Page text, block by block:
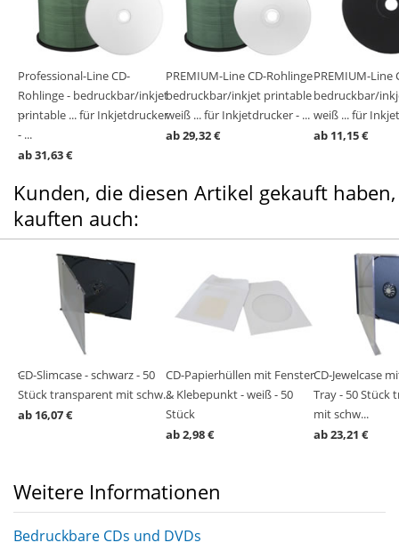
Professional-Line CD-
Rohlinge - bedruckbar/inkjet
printable ... für Inkjetdrucker
- ...
ab 31,63 €
PREMIUM-Line CD-Rohlinge -
bedruckbar/inkjet printable
weiß ... für Inkjetdrucker - ...
ab 29,32 €
PREMIUM-Line
bedruckbar/
weiß ... für
ab 11,15 €
-
-
Kunden, die diesen Artikel gekauft haben,
kauften auch:
CD-Slimcase - schwarz - 50
Stück transparent mit schw...
ab 16,07 €
CD-Papierhüllen mit Fenster
& Klebepunkt - weiß - 50
Stück
ab 2,98 €
CD-Jewelcase
Tray - 50 Stück
mit schw...
ab 23,21 €
--
Weitere Informationen
Bedruckbare CDs und DVDs